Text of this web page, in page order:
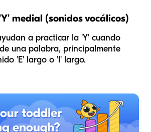
medial (sonidos vocálicos)
a practicar la 'Y' cuando
una palabra, principalmente
'E' largo o 'I' largo.